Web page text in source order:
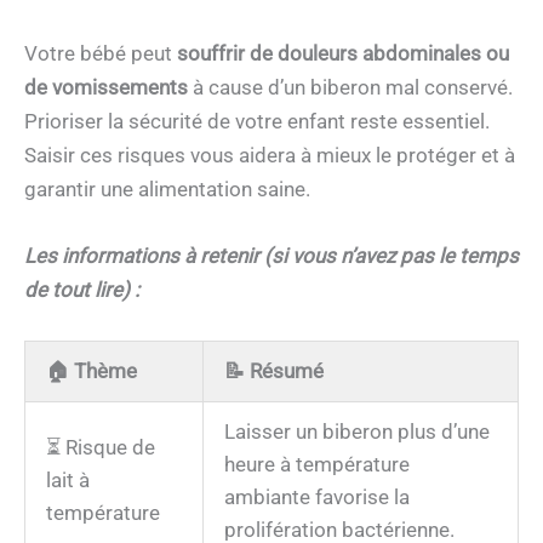
Votre bébé peut souffrir de douleurs abdominales ou
de vomissements à cause d’un biberon mal conservé.
Prioriser la sécurité de votre enfant reste essentiel.
Saisir ces risques vous aidera à mieux le protéger et à
garantir une alimentation saine.
Les informations à retenir (si vous n’avez pas le temps
de tout lire) :
🏠 Thème 📝 Résumé
⏳ Risque de
lait à
température
Laisser un biberon plus d’une
heure à température
ambiante favorise la
prolifération bactérienne.